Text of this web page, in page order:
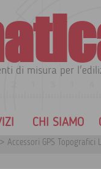
di misura per
CHI SIAMO
> Accessori GPS Topografici